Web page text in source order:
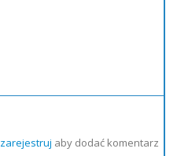
zarejestruj aby dodać komentarz